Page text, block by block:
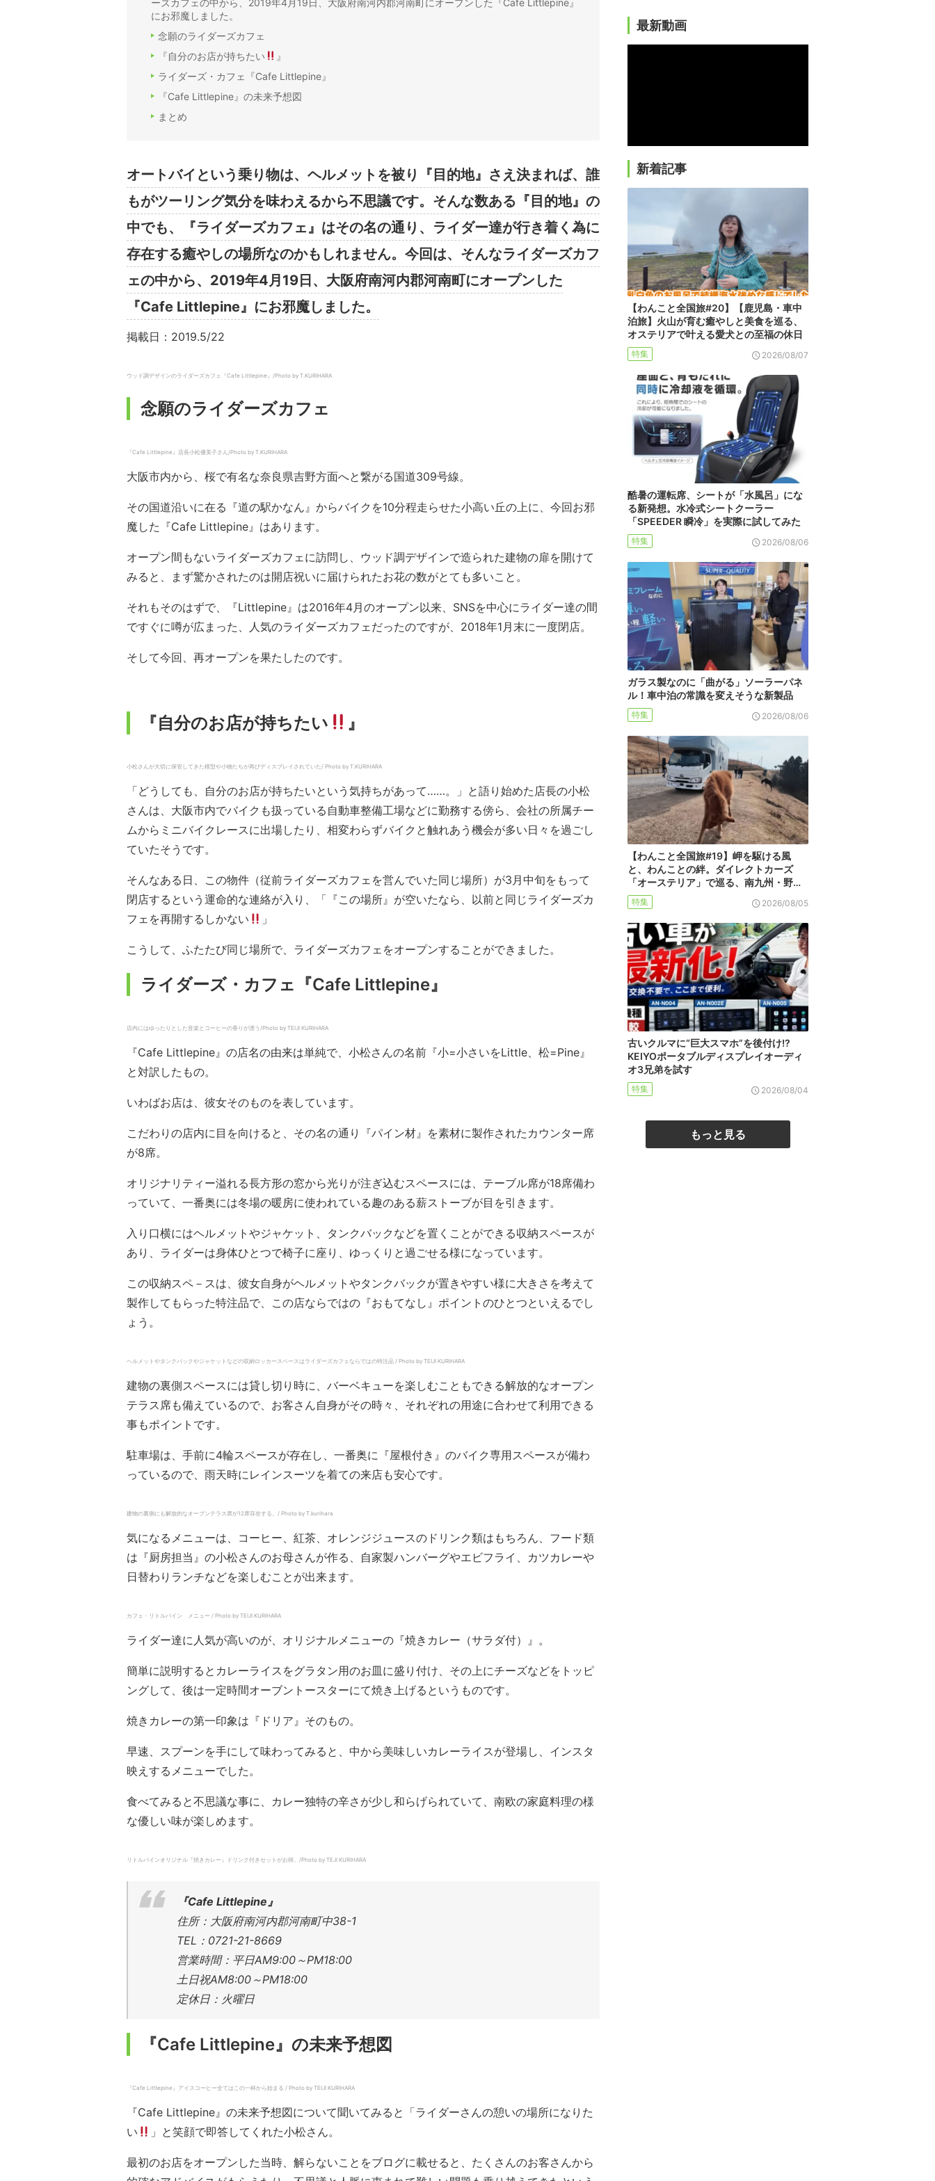
ーズカフェの中から、2019年4月19日、大阪府南河内郡河南町にオープンした『Cafe Littlepine』
にお邪魔しました。
念願のライダーズカフェ
『自分のお店が持ちたい
』
ライダーズ・カフェ『Cafe Littlepine』
『Cafe Littlepine』の未来予想図
まとめ
オートバイという乗り物は、ヘルメットを被り『目的地』さえ決まれば、誰
もがツーリング気分を味わえるから不思議です。そんな数ある『目的地』の
中でも、『ライダーズカフェ』はその名の通り、ライダー達が行き着く為に
存在する癒やしの場所なのかもしれません。今回は、そんなライダーズカフ
ェの中から、2019年4月19日、大阪府南河内郡河南町にオープンした
『Cafe Littlepine』にお邪魔しました。
掲載日：2019.5/22
ウッド調デザインのライダーズカフェ『Cafe Littlepine』/Photo by T.KURIHARA
念願のライダーズカフェ
『Cafe Littlepine』店長小松優美子さん/Photo by T.KURIHARA
大阪市内から、桜で有名な奈良県吉野方面へと繋がる国道309号線。
その国道沿いに在る『道の駅かなん』からバイクを10分程走らせた小高い丘の上に、今回お邪
魔した『Cafe Littlepine』はあります。
オープン間もないライダーズカフェに訪問し、ウッド調デザインで造られた建物の扉を開けて
みると、まず驚かされたのは開店祝いに届けられたお花の数がとても多いこと。
それもそのはずで、『Littlepine』は2016年4月のオープン以来、SNSを中心にライダー達の間
ですぐに噂が広まった、人気のライダーズカフェだったのですが、2018年1月末に一度閉店。
そして今回、再オープンを果たしたのです。
『自分のお店が持ちたい 』
小松さんが大切に保管してきた模型や小物たちが再びディスプレイされていた/ Photo by T.KURIHARA
「どうしても、自分のお店が持ちたいという気持ちがあって……。」と語り始めた店長の小松
さんは、大阪市内でバイクも扱っている自動車整備工場などに勤務する傍ら、会社の所属チー
ムからミニバイクレースに出場したり、相変わらずバイクと触れあう機会が多い日々を過ごし
ていたそうです。
そんなある日、この物件（従前ライダーズカフェを営んでいた同じ場所）が3月中旬をもって
閉店するという運命的な連絡が入り、「『この場所』が空いたなら、以前と同じライダーズカ
フェを再開するしかない
」
こうして、ふたたび同じ場所で、ライダーズカフェをオープンすることができました。
ライダーズ・カフェ『Cafe Littlepine』
店内にはゆったりとした音楽とコーヒーの香りが漂う/Photo by TEIJI KURIHARA
『Cafe Littlepine』の店名の由来は単純で、小松さんの名前『小=小さいをLittle、松=Pine』
と対訳したもの。
いわばお店は、彼女そのものを表しています。
こだわりの店内に目を向けると、その名の通り『パイン材』を素材に製作されたカウンター席
が8席。
オリジナリティー溢れる長方形の窓から光りが注ぎ込むスペースには、テーブル席が18席備わ
っていて、一番奥には冬場の暖房に使われている趣のある薪ストーブが目を引きます。
入り口横にはヘルメットやジャケット、タンクバックなどを置くことができる収納スペースが
あり、ライダーは身体ひとつで椅子に座り、ゆっくりと過ごせる様になっています。
この収納スペ－スは、彼女自身がヘルメットやタンクバックが置きやすい様に大きさを考えて
製作してもらった特注品で、この店ならではの『おもてなし』ポイントのひとつといえるでし
ょう。
ヘルメットやタンクバックやジャケットなどの収納ロッカースペースはライダーズカフェならではの特注品 / Photo by TEIJI KURIHARA
建物の裏側スペースには貸し切り時に、バーベキューを楽しむこともできる解放的なオープン
テラス席も備えているので、お客さん自身がその時々、それぞれの用途に合わせて利用できる
事もポイントです。
駐車場は、手前に4輪スペースが存在し、一番奥に『屋根付き』のバイク専用スペースが備わ
っているので、雨天時にレインスーツを着ての来店も安心です。
建物の裏側にも解放的なオープンテラス席が12席存在する。/ Photo by T.kurihara
気になるメニューは、コーヒー、紅茶、オレンジジュースのドリンク類はもちろん、フード類
は『厨房担当』の小松さんのお母さんが作る、自家製ハンバーグやエビフライ、カツカレーや
日替わりランチなどを楽しむことが出来ます。
カフェ・リトルパイン メニュー / Photo by TEIJI KURIHARA
ライダー達に人気が高いのが、オリジナルメニューの『焼きカレー（サラダ付）』。
簡単に説明するとカレーライスをグラタン用のお皿に盛り付け、その上にチーズなどをトッピ
ングして、後は一定時間オーブントースターにて焼き上げるというものです。
焼きカレーの第一印象は『ドリア』そのもの。
早速、スプーンを手にして味わってみると、中から美味しいカレーライスが登場し、インスタ
映えするメニューでした。
食べてみると不思議な事に、カレー独特の辛さが少し和らげられていて、南欧の家庭料理の様
な優しい味が楽しめます。
リトルパインオリジナル『焼きカレー』ドリンク付きセットがお得。/Photo by TEJI KURIHARA
『Cafe Littlepine』
住所：大阪府南河内郡河南町中38-1
TEL：0721-21-8669
営業時間： 平日AM9:00～PM18:00
土日祝AM8:00～PM18:00
定休日：火曜日
『Cafe Littlepine』の未来予想図
『Cafe Littlepine』アイスコーヒー全てはこの一杯から始まる / Photo by TEIJI KURIHARA
『Cafe Littlepine』の未来予想図について聞いてみると「ライダーさんの憩いの場所になりた
い
」と笑顔で即答してくれた小松さん。
最初のお店をオープンした当時、解らないことをブログに載せると、たくさんのお客さんから
最新動画
新着記事
【わんこと全国旅#20】【鹿児島・車中
泊旅】火山が育む癒やしと美食を巡る、
オステリアで叶える愛犬との至福の休日
特集 2026/08/07
酷暑の運転席、シートが「水風呂」にな
る新発想。水冷式シートクーラー
「SPEEDER 瞬冷」を実際に試してみた
特集 2026/08/06
ガラス製なのに「曲がる」ソーラーパネ
ル！車中泊の常識を変えそうな新製品
特集 2026/08/06
【わんこと全国旅#19】岬を駆ける風
と、わんことの絆。ダイレクトカーズ
「オーステリア」で巡る、南九州・野…
特集 2026/08/05
古いクルマに“巨大スマホ”を後付け!?
KEIYOポータブルディスプレイオーディ
オ3兄弟を試す
特集 2026/08/04
もっと見る